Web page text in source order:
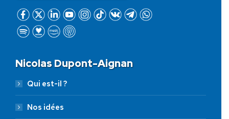
Nicolas Dupont-Aignan
Qui est-il ?
Nos idées